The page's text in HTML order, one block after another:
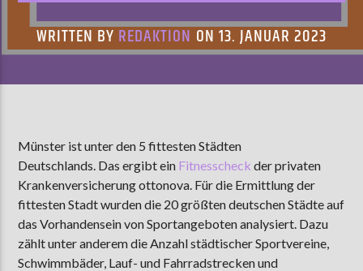
AKTUELLE SENDUNG
MOEBIUS
00:00 18:00
WRITTEN BY REDAKTION ON 13. JANUAR 2023
Münster ist unter den 5 fittesten Städten
Deutschlands. Das ergibt ein Fitnesscheck der privaten
Krankenversicherung ottonova. Für die Ermittlung der
fittesten Stadt wurden die 20 größten deutschen Städte auf
das Vorhandensein von Sportangeboten analysiert. Dazu
zählt unter anderem die Anzahl städtischer Sportvereine,
Schwimmbäder, Lauf- und Fahrradstrecken und